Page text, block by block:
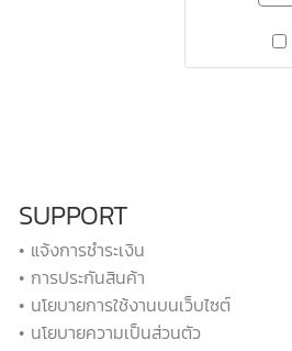
SUPPORT
• แจ้งการชำระเงิน
• การประกันสินค้า
• นโยบายการใช้งานบนเว็บไซต์
• นโยบายความเป็นส่วนตัว